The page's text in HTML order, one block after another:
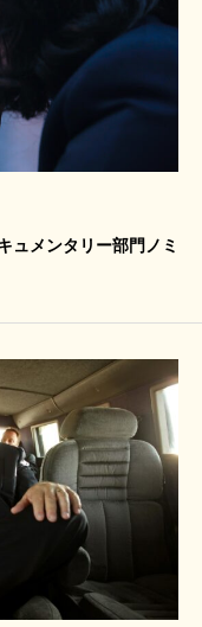
ュメンタリー部門ノミ